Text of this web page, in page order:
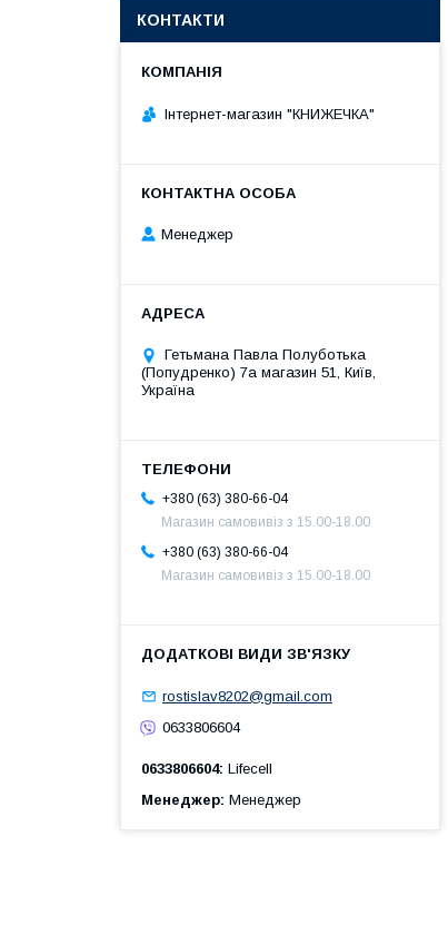
КОНТАКТИ
Інтернет-магазин "КНИЖЕЧКА"
Менеджер
Гетьмана Павла Полуботька
(Попудренко) 7а магазин 51, Київ,
Україна
+380 (63) 380-66-04
Магазин самовивіз з 15.00-18.00
+380 (63) 380-66-04
Магазин самовивіз з 15.00-18.00
rostislav8202@gmail.com
0633806604
0633806604 Lifecell
Менеджер Менеджер